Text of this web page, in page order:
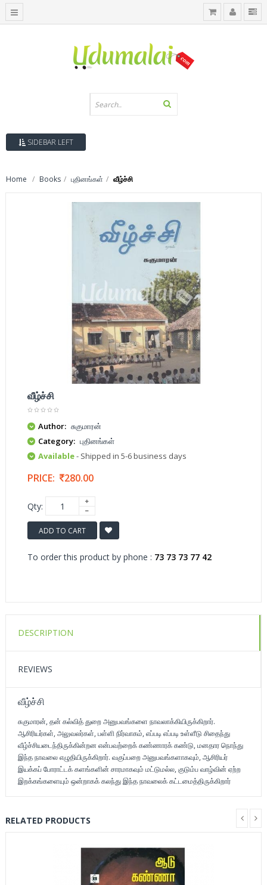
SIDEBAR LEFT
Home Books புதினங்கள் வீழ்ச்சி
வீழ்ச்சி
Author: சுகுமாரன்
Category: புதினங்கள்
Available- Shipped in 5-6 business days
PRICE: 280.00
Qty:
ADD TO CART
To order this product by phone : 73 73 73 77 42
DESCRIPTION
REVIEWS
வீழ்ச்சி
சுகுமாரன், தன் கல்வித் துறை அனுபவங்களை நாவலாக்கியிருக்கிறார்.
ஆசிரியர்கள், அலுவலர்கள், பள்ளி நிர்வாகம், எப்படி எப்படி உள்ளீடு சிதைந்து
வீழ்ச்சியடைந்திருக்கின்றன என்பவற்றைக் கண்ணாரக் கண்டு, மனதார நொந்து
இந்த நாவலை எழுதியிருக்கிறார். வகுப்பறை அனுபவங்களாகவும், ஆசிரியர்
இயக்கப் போராட்டக் களங்களின் சாரமாகவும் மட்டுமல்ல, குடும்ப வாழ்வின் ஏற்ற
இறக்கங்களையும் ஒன்றாகக் கலந்து இந்த நாவலைக் கட்டமைத்திருக்கிறார்
RELATED PRODUCTS